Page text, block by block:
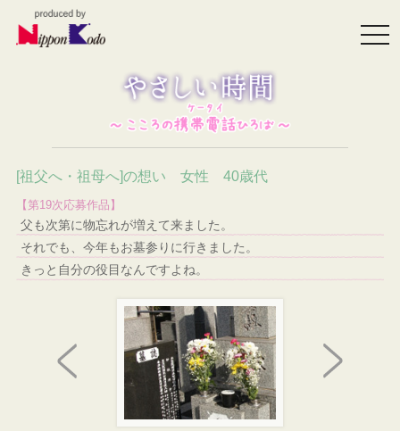
[祖父へ・祖母へ]の想い 女性 40歳代
【第19次応募作品】
父も次第に物忘れが増えて来ました。
それでも、今年もお墓参りに行きました。
きっと自分の役目なんですよね。